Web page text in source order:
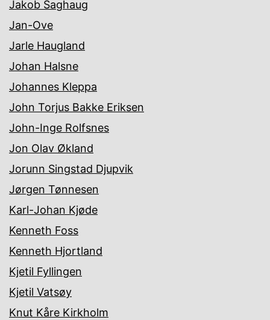
Jakob Saghaug
Jan-Ove
Jarle Haugland
Johan Halsne
Johannes Kleppa
John Torjus Bakke Eriksen
John-Inge Rolfsnes
Jon Olav Økland
Jorunn Singstad Djupvik
Jørgen Tønnesen
Karl-Johan Kjøde
Kenneth Foss
Kenneth Hjortland
Kjetil Fyllingen
Kjetil Vatsøy
Knut Kåre Kirkholm